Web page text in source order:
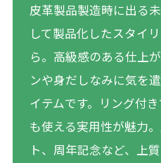
皮革製品製造時に出る
して製品化したスタイ
ら。高級感のある仕上
ンや身だしなみに気を
イテムです。リング付
も使える実用性が魅力
ト、周年記念など、上